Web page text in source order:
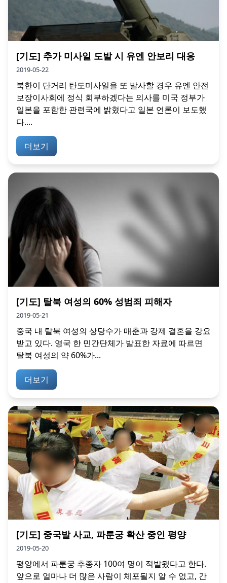
[기도] 추가 미사일 도발 시 유엔 안보리 대응
2019-05-22
북한이 단거리 탄도미사일을 또 발사할 경우 유엔 안전
보장이사회에 정식 회부하겠다는 의사를 미국 정부가
일본을 포함한 관련국에 밝혔다고 일본 언론이 보도했
다....
더보기
[기도] 탈북 여성의 60% 성범죄 피해자
2019-05-21
중국 내 탈북 여성의 상당수가 매춘과 강제 결혼을 강요
받고 있다. 영국 한 민간단체가 발표한 자료에 따르면
탈북 여성의 약 60%가...
더보기
[기도] 중국발 사교, 파룬궁 확산 중인 평양
2019-05-20
평양에서 파룬궁 추종자 100여 명이 적발됐다고 한다.
앞으로 얼마나 더 많은 사람이 체포될지 알 수 없고, 간